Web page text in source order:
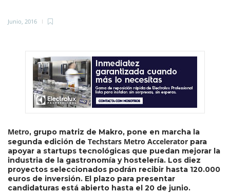
Junio, 2016
Metro, grupo matriz de Makro, pone en marcha la
segunda edición de Techstars Metro Accelerator para
apoyar a startups tecnológicas que puedan mejorar la
industria de la gastronomía y hostelería. Los diez
proyectos seleccionados podrán recibir hasta 120.000
euros de inversión. El plazo para presentar
candidaturas está abierto hasta el 20 de junio.